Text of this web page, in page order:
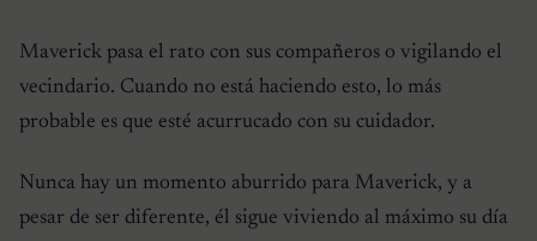
Maverick pasa el rato con sus compañeros o vigilando el
vecindario. Cuando no está haciendo esto, lo más
probable es que esté acurrucado con su cuidador.
Nunca hay un momento aburrido para Maverick, y a
pesar de ser diferente, él sigue viviendo al máximo su día